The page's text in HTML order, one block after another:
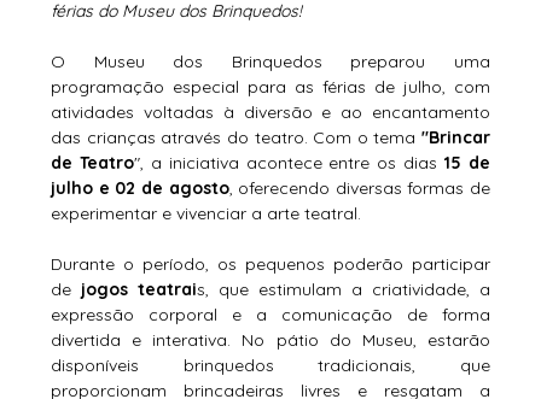
férias do Museu dos Brinquedos!
O Museu dos Brinquedos preparou uma
programação especial para as férias de julho, com
atividades voltadas à diversão e ao encantamento
das crianças através do teatro. Com o tema "Brincar
de Teatro", a iniciativa acontece entre os dias 15 de
julho e 02 de agosto, oferecendo diversas formas de
experimentar e vivenciar a arte teatral.
Durante o período, os pequenos poderão participar
de jogos teatrais, que estimulam a criatividade, a
expressão corporal e a comunicação de forma
divertida e interativa. No pátio do Museu, estarão
disponíveis brinquedos tradicionais, que
proporcionam brincadeiras livres e resgatam a